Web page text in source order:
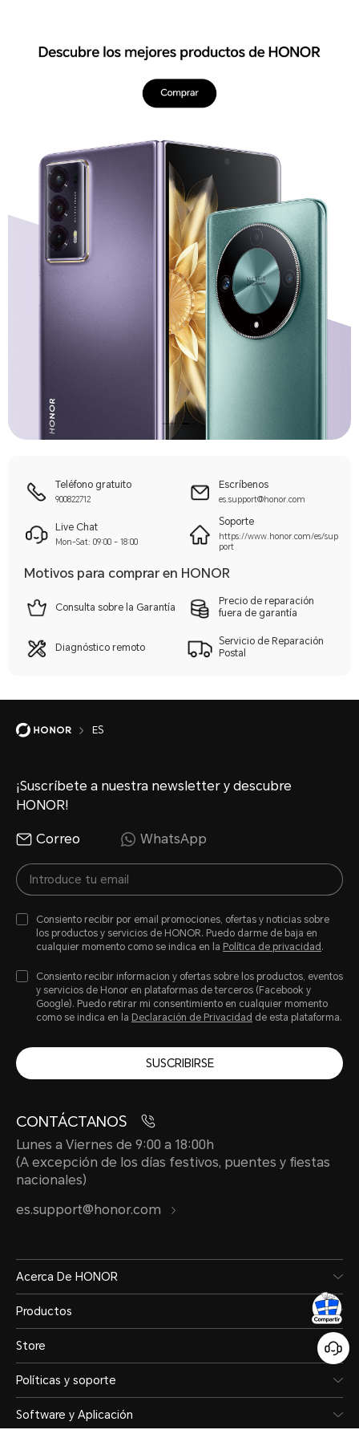
Teléfono gratuito
900822712
Escríbenos
es.support@honor.com
Live Chat
Mon-Sat: 09:00 - 18:00
Soporte
https://www.honor.com/es/sup
port
Motivos para comprar en HONOR
Consulta sobre la Garantía
Precio de reparación
fuera de garantía
Diagnóstico remoto
Servicio de Reparación
Postal
ES
¡Suscríbete a nuestra newsletter y descubre
HONOR!
Correo WhatsApp
Consiento recibir por email promociones, ofertas y noticias sobre
los productos y servicios de HONOR. Puedo darme de baja en
cualquier momento como se indica en la Política de privacidad .
Consiento recibir informacion y ofertas sobre los productos, eventos
y servicios de Honor en plataformas de terceros (Facebook y
Google). Puedo retirar mi consentimiento en cualquier momento
como se indica en la Declaración de Privacidad de esta plataforma.
SUSCRIBIRSE
CONTÁCTANOS
Lunes a Viernes de 9:00 a 18:00h
(A excepción de los días festivos, puentes y fiestas
nacionales)
es.support@honor.com
Acerca De HONOR
Productos
Store
Políticas y soporte
Software y Aplicación